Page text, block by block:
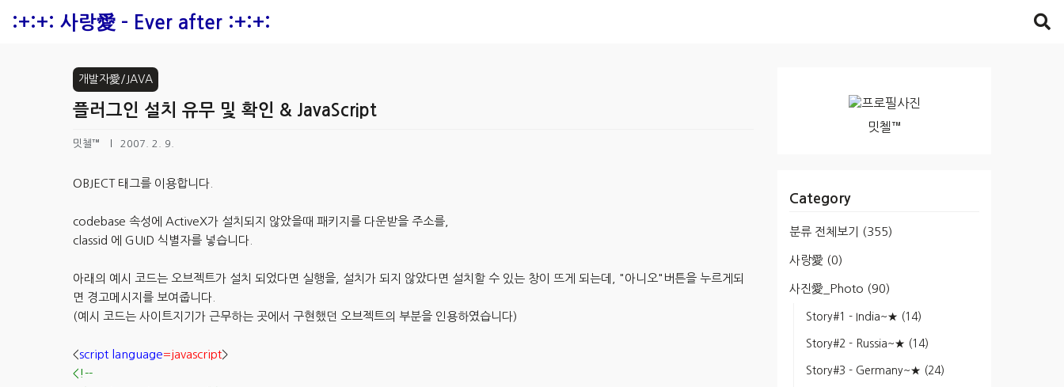
:+:+: 사랑愛 - Ever after :+:+:
밋첼™
Category
분류 전체보기 (355)
사랑愛 (0)
사진愛_Photo (90)
Story#1 - India~★ (14)
Story#2 - Russia~★ (14)
Story#3 - Germany~★ (24)
개발자愛/JAVA
플러그인 설치 유무 및 확인 & JavaScript
밋첼™ 2007. 2. 9.
OBJECT 태그를 이용합니다.
codebase 속성에 ActiveX가 설치되지 않았을때 패키지를 다운받을 주소를,
classid 에 GUID 식별자를 넣습니다.
아래의 예시 코드는 오브젝트가 설치 되었다면 실행을, 설치가 되지 않았다면 설치할 수 있는 창이 뜨게 되는데, "아니오"버튼을 누르게되
면 경고메시지를 보여줍니다.
(예시 코드는 사이트지기가 근무하는 곳에서 구현했던 오브젝트의 부분을 인용하였습니다)
<script language=javascript>
<!--